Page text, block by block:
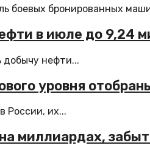
боевых бронированных
в июле до 9,24
добычу нефти...
уровня
России, их...
миллиардах,